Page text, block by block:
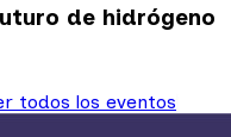
de hidrógeno
todos los eventos